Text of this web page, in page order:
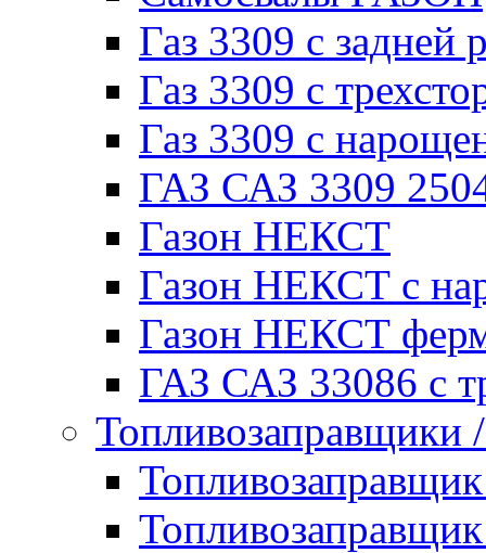
Газ 3309 с задней
Газ 3309 с
Газ 3309 с
ГАЗ САЗ 3309
Газон НЕКСТ
Газон НЕКСТ с
Газон НЕКСТ
ГАЗ САЗ 33086 с
Топливозаправщики